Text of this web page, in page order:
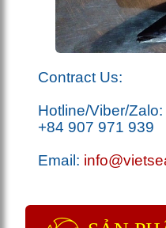
Contract Us:
Hotline/Viber/Zalo:
+84 907 971 939
Email: